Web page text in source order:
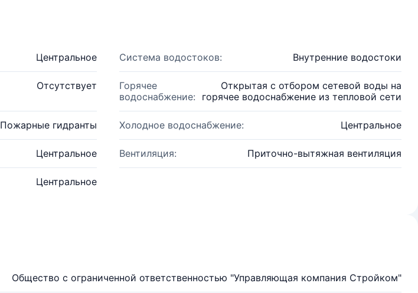
Центральное Система водостоков: Внутренние водостоки
Отсутствует
Горячее
водоснабжение:
Открытая с отбором сетевой воды на
горячее водоснабжение из тепловой сети
Пожарные гидранты Холодное водоснабжение: Центральное
Центральное Вентиляция: Приточно-вытяжная вентиляция
Центральное
Общество с ограниченной ответственностью "Управляющая компания Стройком"